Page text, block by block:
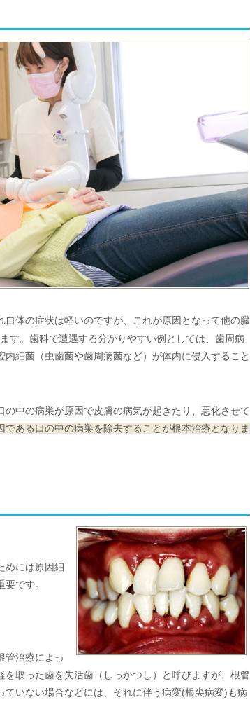
体の症状は軽いのですが、これが原因となって他の臓
す。歯科で遭遇する分かりやすい例としては、歯周病
細菌（虫歯菌や歯周病菌など）が体内に侵入すること
中の病巣が原因で皮膚の病気が起きたり、悪化させて
である口の中の病巣を除去することが根本治療となりま
めには原因細
です。
管治療によっ
取った歯を失活歯（しっかつし）と呼びますが、根管
いない場合などには、それに伴う病変(根尖病変)も病